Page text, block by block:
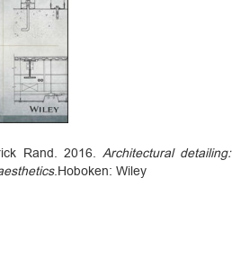
Rand. 2016.Architectural detailing:
.Hoboken: Wiley